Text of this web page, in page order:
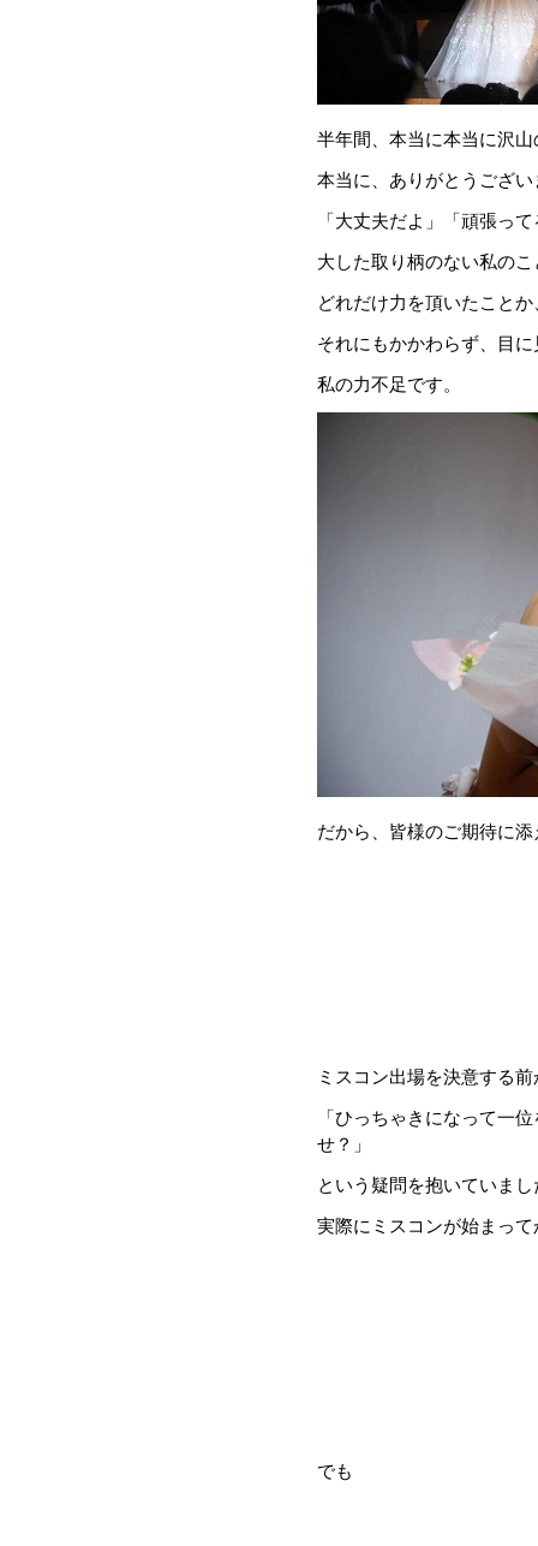
半年間、本当に本当に沢
本当に、ありがとうござい
「大丈夫だよ」「頑張っ
大した取り柄のない私の
どれだけ力を頂いたこと
それにもかかわらず、目
私の力不足です。
だから、皆様のご期待に
ミスコン出場を決意する前
「ひっちゃきになって一
せ？」
という疑問を抱いていまし
実際にミスコンが始まっ
でも